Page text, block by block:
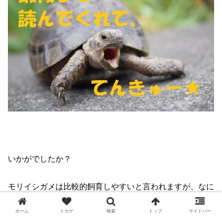
いかがでしたか？
モリイシガメは比較的飼育しやすいと言われますが、なに
せ値段が高い(-_-;)
ホーム トカゲ 検索 トップ サイドバー